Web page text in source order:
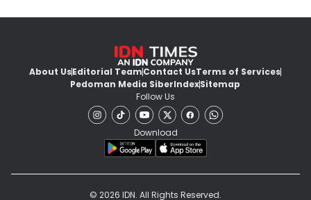
About UsEditorial TeamContact UsTerms of Services
Pedoman Media SiberIndexSitemap
Follow Us
Download
© 2026 IDN. All Rights Reserved.